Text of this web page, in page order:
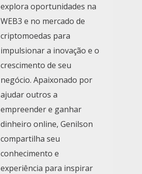
explora oportunidades na
WEB3 e no mercado de
criptomoedas para
impulsionar a inovação e o
crescimento de seu
negócio. Apaixonado por
ajudar outros a
empreender e ganhar
dinheiro online, Genilson
compartilha seu
conhecimento e
experiência para inspirar